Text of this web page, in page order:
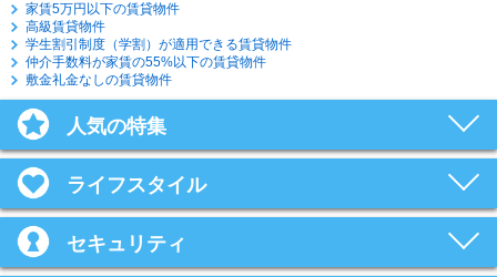
家賃5万円以下の賃貸物件
高級賃貸物件
学生割引制度（学割）が適用できる賃貸物件
仲介手数料が家賃の55%以下の賃貸物件
敷金礼金なしの賃貸物件
人気の特集
ライフスタイル
セキュリティ